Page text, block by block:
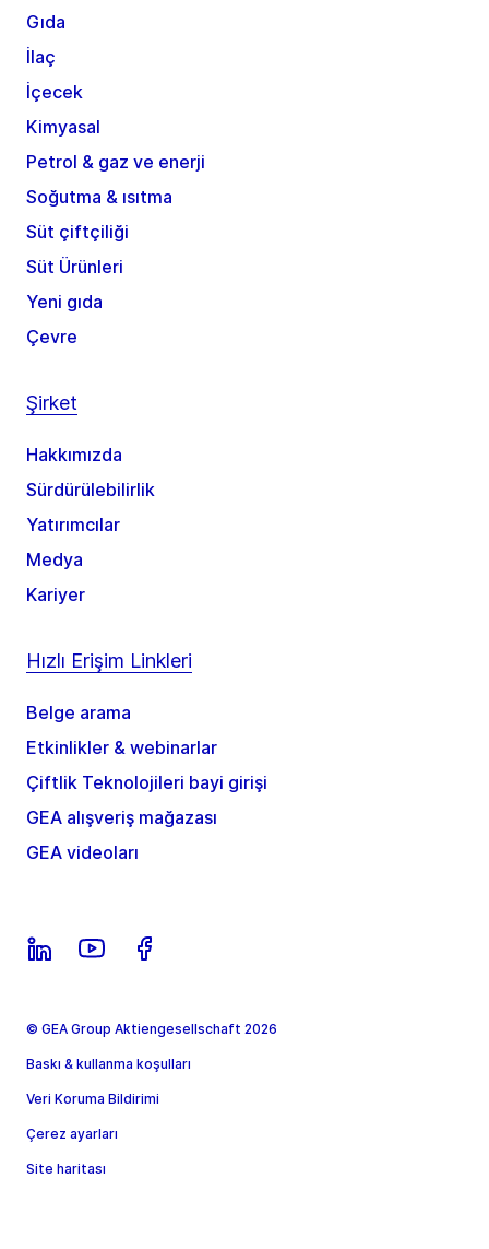
Gıda
İlaç
İçecek
Kimyasal
Petrol & gaz ve enerji
Soğutma & ısıtma
Süt çiftçiliği
Süt Ürünleri
Yeni gıda
Çevre
Şirket
Hakkımızda
Sürdürülebilirlik
Yatırımcılar
Medya
Kariyer
Hızlı Erişim Linkleri
Belge arama
Etkinlikler & webinarlar
Çiftlik Teknolojileri bayi girişi
GEA alışveriş mağazası
GEA videoları
© GEA Group Aktiengesellschaft 2026
Baskı & kullanma koşulları
Veri Koruma Bildirimi
Çerez ayarları
Site haritası